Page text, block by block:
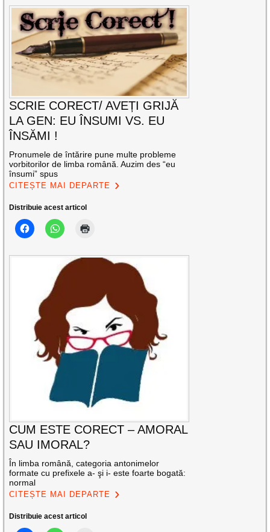
SCRIE CORECT/ AVEȚI GRIJĂ
LA GEN: EU ÎNSUMI VS. EU
ÎNSĂMI !
Pronumele de întărire pune multe probleme
vorbitorilor de limba română. Auzim des “eu
însumi” spus
CITEȘTE MAI DEPARTE
Distribuie acest articol
CUM ESTE CORECT – AMORAL
SAU IMORAL?
În limba română, categoria antonimelor
formate cu prefixele a- şi i- este foarte bogată:
normal
CITEȘTE MAI DEPARTE
Distribuie acest articol